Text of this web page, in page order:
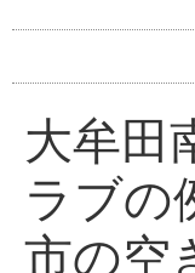
大牟田
ラブの
市の空